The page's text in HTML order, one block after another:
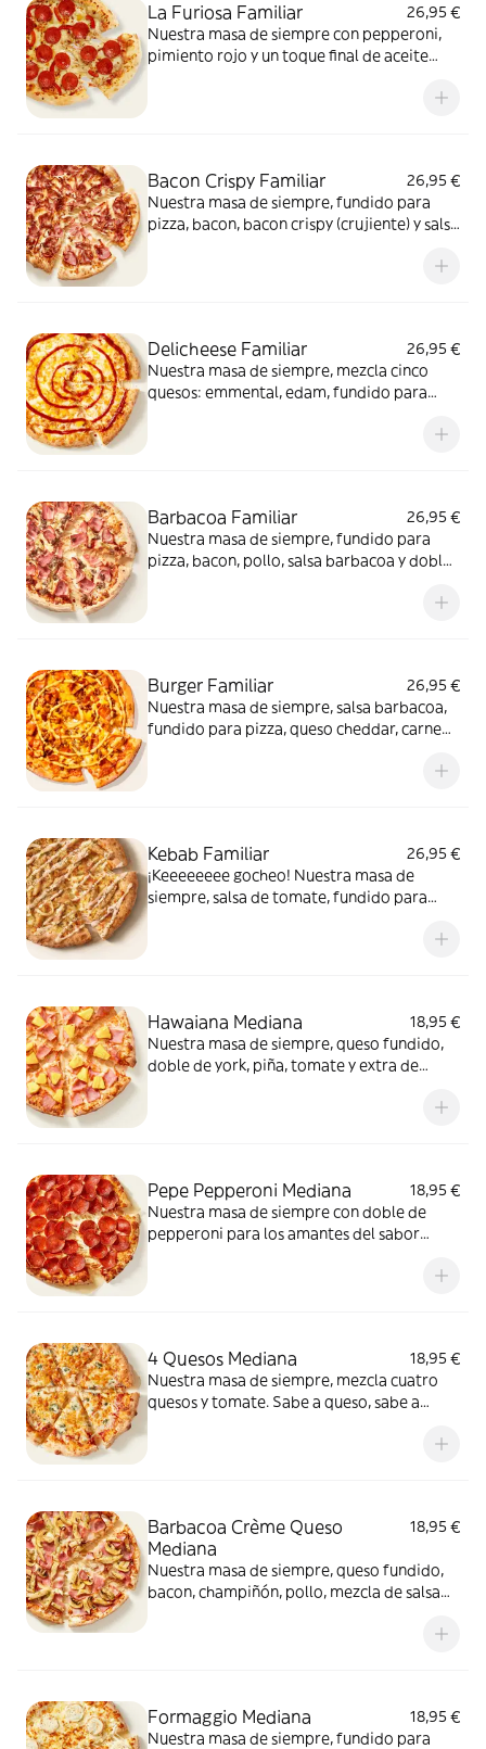
La Furiosa Familiar
26,95 €
Nuestra masa de siempre con pepperoni,
pimiento rojo y un toque final de aceite
Bacon Crispy Familiar
26,95 €
Nuestra masa de siempre, fundido para
pizza, bacon, bacon crispy (crujiente) y salsa
Delicheese Familiar
26,95 €
Nuestra masa de siempre, mezcla cinco
quesos: emmental, edam, fundido para
confitado y orégano. El festival de queso
Barbacoa Familiar
26,95 €
Nuestra masa de siempre, fundido para
pizza, bacon, pollo, salsa barbacoa y doble
Burger Familiar
26,95 €
Nuestra masa de siempre, salsa barbacoa,
fundido para pizza, queso cheddar, carne
Kebab Familiar
26,95 €
¡Keeeeeeee gocheo! Nuestra masa de
siempre, salsa de tomate, fundido para
Hawaiana Mediana
18,95 €
Nuestra masa de siempre, queso fundido,
doble de york, piña, tomate y extra de
Pepe Pepperoni Mediana
18,95 €
Nuestra masa de siempre con doble de
pepperoni para los amantes del sabor
4 Quesos Mediana
18,95 €
Nuestra masa de siempre, mezcla cuatro
quesos y tomate. Sabe a queso, sabe a
Barbacoa Crème Queso
Mediana
18,95 €
Nuestra masa de siempre, queso fundido,
bacon, champiñón, pollo, mezcla de salsa
Formaggio Mediana
18,95 €
Nuestra masa de siempre, fundido para